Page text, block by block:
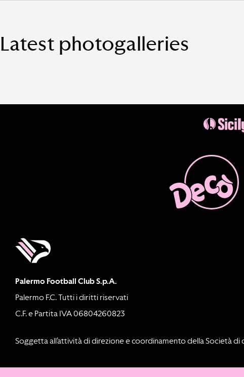
Latest photogalleries
Palermo Football Club S.p.A.
Palermo F.C. Tutti i diritti riservati
C.F. e Partita IVA 06804260823
Soggetta all’attività di direzione e coordinamento della Società